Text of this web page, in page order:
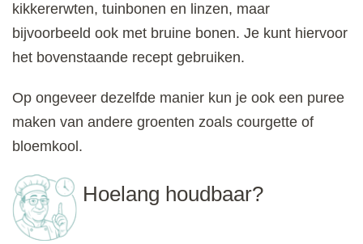
kikkererwten, tuinbonen en linzen, maar
bijvoorbeeld ook met bruine bonen. Je kunt hiervoor
het bovenstaande recept gebruiken.
Op ongeveer dezelfde manier kun je ook een puree
maken van andere groenten zoals courgette of
bloemkool.
Hoelang houdbaar?